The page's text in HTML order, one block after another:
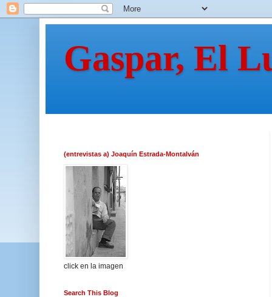
Gaspar, El
(entrevistas a) Joaquín Estrada-Montalván
click en la imagen
Search This Blog